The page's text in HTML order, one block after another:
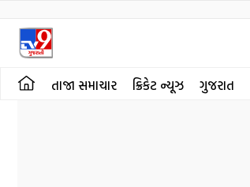
તાજા સમાચાર ક્રિકેટ ન્યૂઝ ગુજરાત